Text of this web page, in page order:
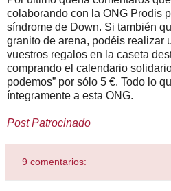
colaborando con la ONG Prodis
síndrome de Down. Si también
granito de arena, podéis realizar
vuestros regalos en la caseta
comprando el calendario
podemos” por sólo 5 €. Todo lo
íntegramente a esta ONG.
Post Patrocinado
9 comentarios: